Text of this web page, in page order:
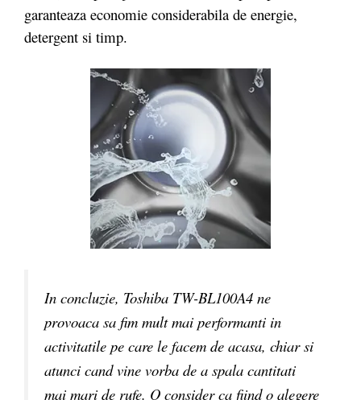
garanteaza economie considerabila de energie,
detergent si timp.
In concluzie, Toshiba TW-BL100A4 ne
provoaca sa fim mult mai performanti in
activitatile pe care le facem de acasa, chiar si
atunci cand vine vorba de a spala cantitati
mai mari de rufe. O consider ca fiind o alegere